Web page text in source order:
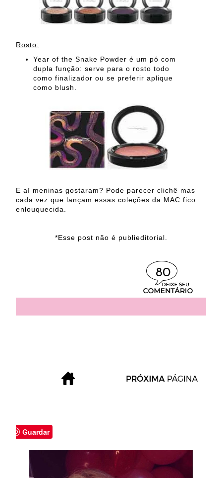
Rosto:
Year of the Snake Powder é um pó com
dupla função: serve para o rosto todo
como finalizador ou se preferir aplique
como blush.
E aí meninas gostaram? Pode parecer clichê mas
cada vez que lançam essas coleções da MAC fico
enlouquecida.
*Esse post não é publieditorial.
80
Guardar